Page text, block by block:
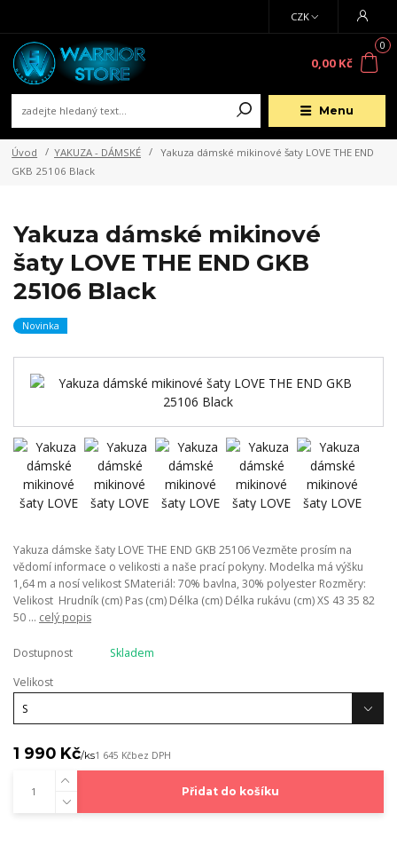
Menu
CZK
0
0,00 Kč
Úvod YAKUZA - DÁMSKÉ
Yakuza dámské mikinové šaty LOVE THE END
GKB 25106 Black
Yakuza dámské mikinové
šaty LOVE THE END GKB
25106 Black
Novinka
Yakuza dámske šaty LOVE THE END GKB 25106 Vezměte prosím na
vědomí informace o velikosti a naše prací pokyny. Modelka má výšku
1,64 m a nosí velikost SMateriál: 70% bavlna, 30% polyester Rozměry:
Velikost Hrudník (cm) Pas (cm) Délka (cm) Délka rukávu (cm) XS 43 35 82
50 ... celý popis
Dostupnost
Skladem
Velikost
1 990 Kč/ks1 645 Kčbez DPH
Přidat do košíku